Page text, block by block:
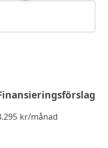
kr/månad